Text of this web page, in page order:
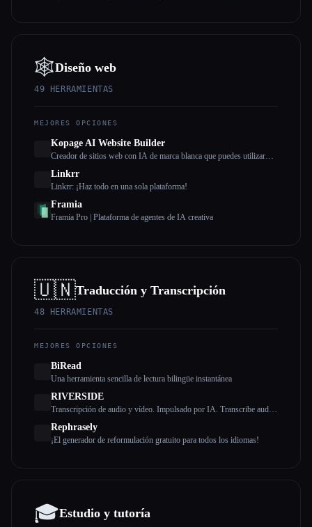
🕸Diseño web
49 HERRAMIENTAS
MEJORES OPCIONES
Kopage AI Website Builder
Creador de sitios web con IA de marca blanca que puedes utilizar
Linkrr
Linkrr: ¡Haz todo en una sola plataforma!
Framia
Framia Pro | Plataforma de agentes de IA creativa
🇺🇳Traducción y Transcripción
48 HERRAMIENTAS
MEJORES OPCIONES
BiRead
Una herramienta sencilla de lectura bilingüe instantánea
RIVERSIDE
Transcripción de audio y vídeo. Impulsado por IA. Transcribe audio
idiomas y de forma gratuita.
Rephrasely
¡El generador de reformulación gratuito para todos los idiomas!
🎓Estudio y tutoría